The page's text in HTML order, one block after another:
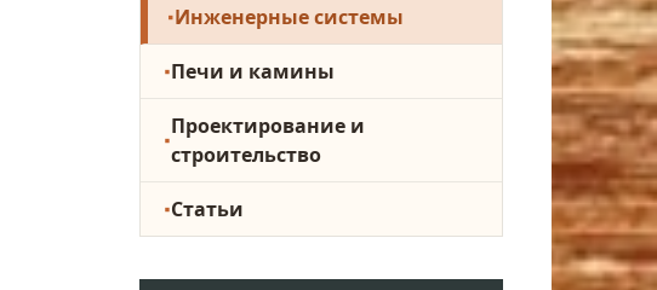
Инженерные системы
Печи и камины
Проектирование и
строительство
Статьи